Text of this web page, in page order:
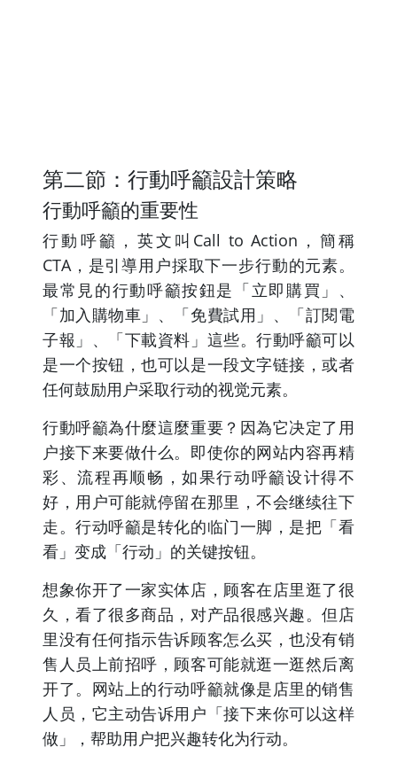
第二節：行動呼籲設計策略
行動呼籲的重要性
行動呼籲，英文叫Call to Action，簡稱
CTA，是引導用户採取下一步行動的元素。
最常見的行動呼籲按鈕是「立即購買」、
「加入購物車」、「免費試用」、「訂閱電
子報」、「下載資料」這些。行動呼籲可以
是一个按钮，也可以是一段文字链接，或者
任何鼓励用户采取行动的视觉元素。
行動呼籲為什麼這麼重要？因為它决定了用
户接下来要做什么。即使你的网站内容再精
彩、流程再顺畅，如果行动呼籲设计得不
好，用户可能就停留在那里，不会继续往下
走。行动呼籲是转化的临门一脚，是把「看
看」变成「行动」的关键按钮。
想象你开了一家实体店，顾客在店里逛了很
久，看了很多商品，对产品很感兴趣。但店
里没有任何指示告诉顾客怎么买，也没有销
售人员上前招呼，顾客可能就逛一逛然后离
开了。网站上的行动呼籲就像是店里的销售
人员，它主动告诉用户「接下来你可以这样
做」，帮助用户把兴趣转化为行动。